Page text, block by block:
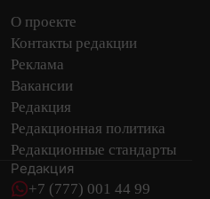
О проекте
Контакты редакции
Реклама
Вакансии
Редакция
Редакционная политика
Редакционные стандарты
Редакция
+7 (777) 001 44 99